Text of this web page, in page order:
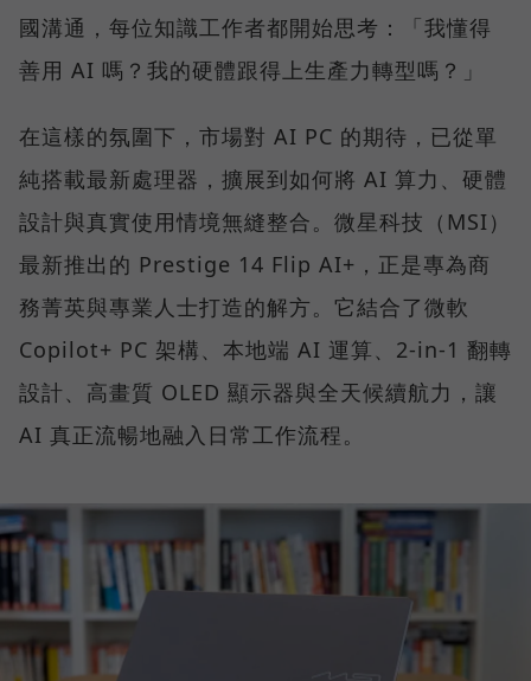
國溝通，每位知識工作者都開始思考：「我懂得
善用 AI 嗎？我的硬體跟得上生產力轉型嗎？」
在這樣的氛圍下，市場對 AI PC 的期待，已從單
純搭載最新處理器，擴展到如何將 AI 算力、硬體
設計與真實使用情境無縫整合。微星科技（MSI）
最新推出的 Prestige 14 Flip AI+，正是專為商
務菁英與專業人士打造的解方。它結合了微軟
Copilot+ PC 架構、本地端 AI 運算、2-in-1 翻轉
設計、高畫質 OLED 顯示器與全天候續航力，讓
AI 真正流暢地融入日常工作流程。